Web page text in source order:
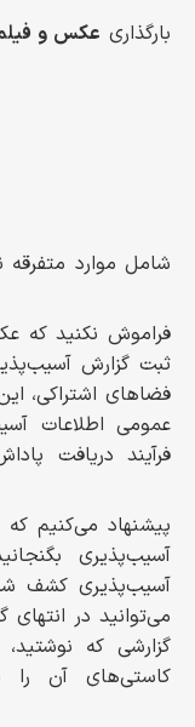
بارگذاری عکس و
فراموش نکنید که
ثبت گزارش
فضاهای اشتراکی،
عمومی اطلاعات
فرآیند دریافت
پیشنهاد می‌کنیم که
آسیب‌پذیری
آسیب‌پذیری کشف
می‌توانید در
گزارشی که
کاستی‌های آن را